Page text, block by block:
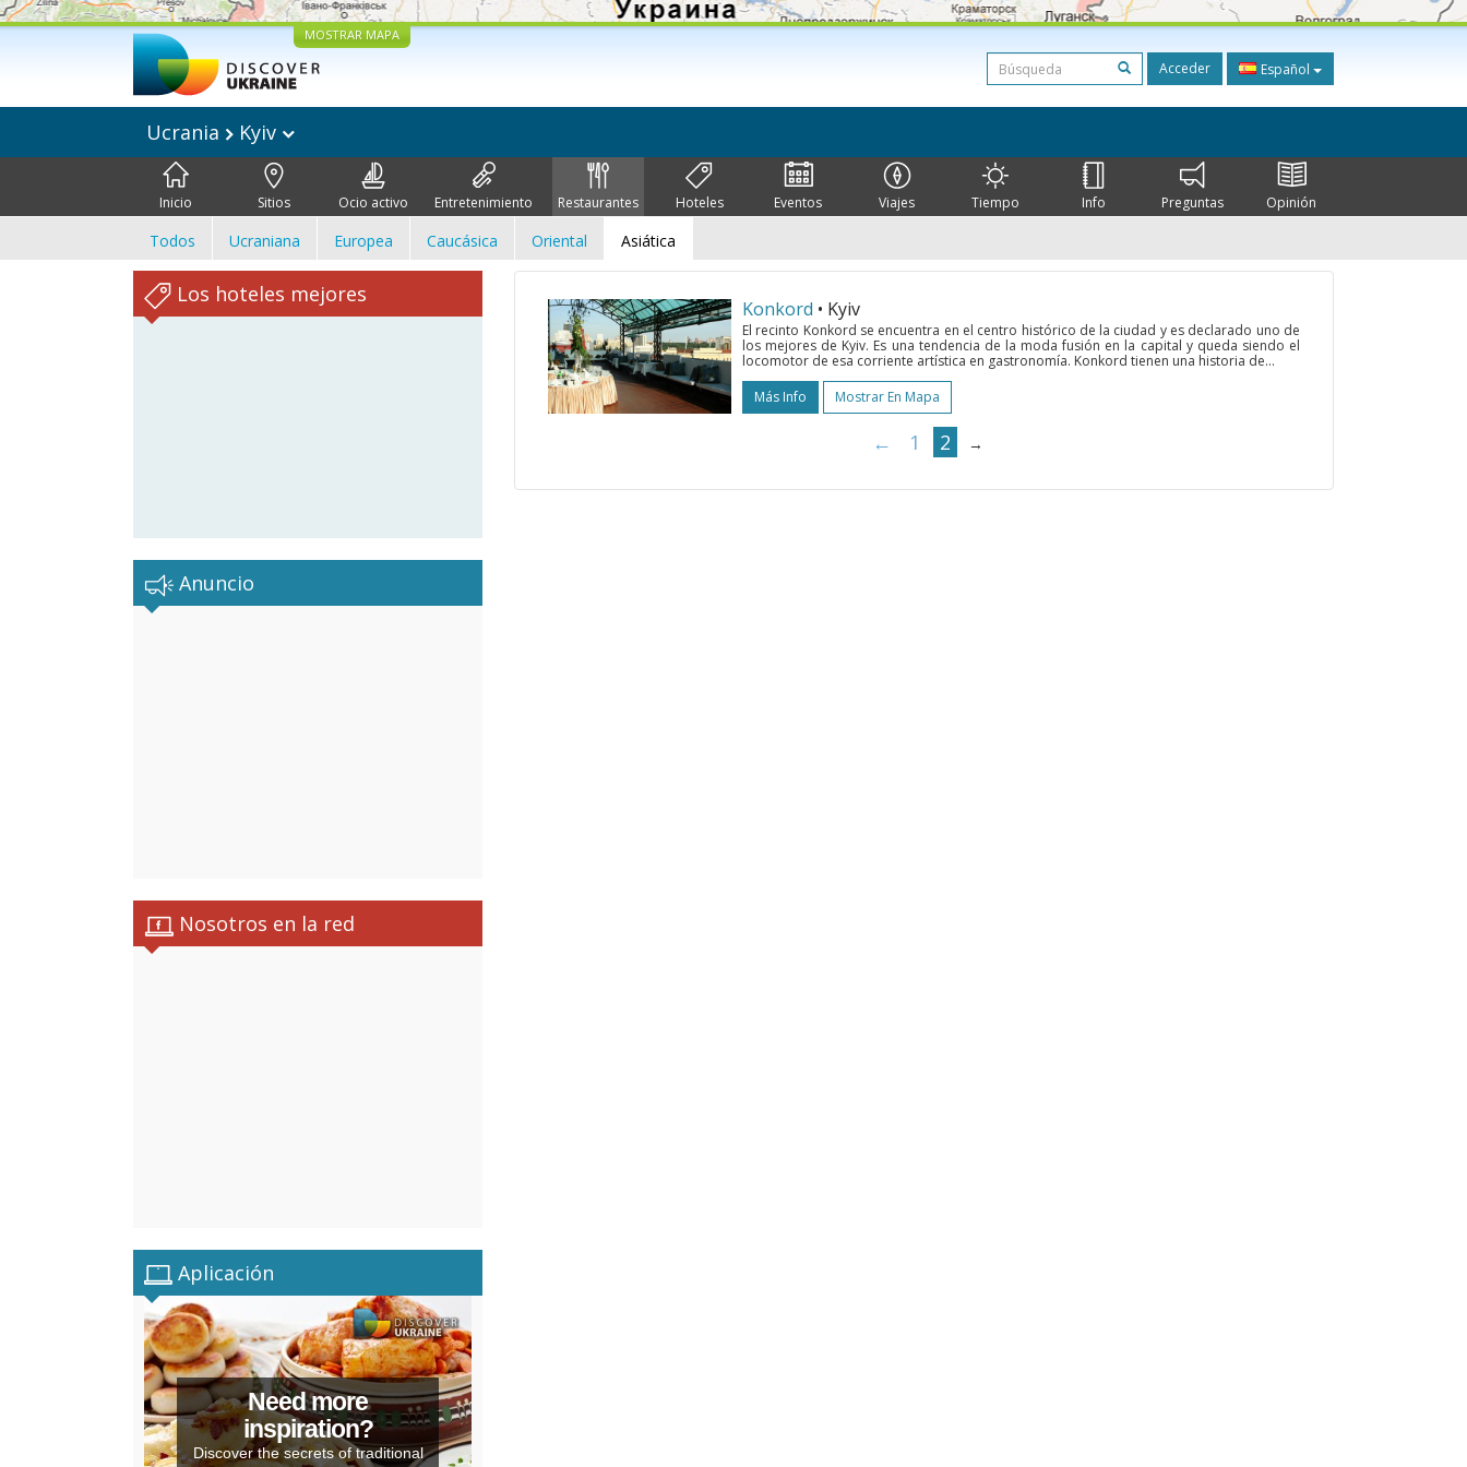
MOSTRAR MAPA
Acceder Español
Ucrania Kyiv
Inicio Sitios Ocio activo Entretenimiento Restaurantes Hoteles Eventos Viajes Tiempo Info Preguntas Opinión
Todos Ucraniana Europea Caucásica Oriental Asiática
Los hoteles mejores
Anuncio
Nosotros en la red
Aplicación
Need more
inspiration?
Discover the secrets of traditional
Konkord • Kyiv
El recinto Konkord se encuentra en el centro histórico de la ciudad y es declarado uno de
los mejores de Kyiv. Es una tendencia de la moda fusión en la capital y queda siendo el
locomotor de esa corriente artística en gastronomía. Konkord tienen una historia de...
Más Info
Mostrar En Mapa
← 1 2 →